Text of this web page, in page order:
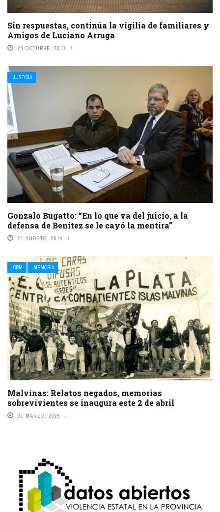
Sin respuestas, continúa la vigilia de familiares y
Amigos de Luciano Arruga
24 OCTUBRE, 2013
JUSTICIA
Gonzalo Bugatto: “En lo que va del juicio, a la
defensa de Benítez se le cayó la mentira”
21 AGOSTO, 2014
CPM MEMORIA
Malvinas: Relatos negados, memorias
sobrevivientes se inaugura este 2 de abril
31 MARZO, 2025